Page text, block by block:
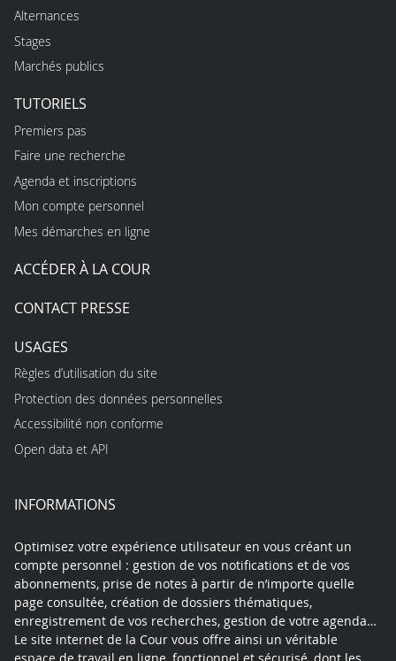
Alternances
Stages
Marchés publics
TUTORIELS
Premiers pas
Faire une recherche
Agenda et inscriptions
Mon compte personnel
Mes démarches en ligne
ACCÉDER À LA COUR
CONTACT PRESSE
USAGES
Règles d’utilisation du site
Protection des données personnelles
Accessibilité non conforme
Open data et API
INFORMATIONS
Optimisez votre expérience utilisateur en vous créant un
compte personnel : gestion de vos notifications et de vos
abonnements, prise de notes à partir de n’importe quelle
page consultée, création de dossiers thématiques,
enregistrement de vos recherches, gestion de votre agenda…
Le site internet de la Cour vous offre ainsi un véritable
espace de travail en ligne, fonctionnel et sécurisé, dont les